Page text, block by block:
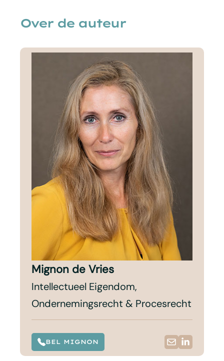
Over de auteur
Mignon de Vries
Intellectueel Eigendom,
Ondernemingsrecht & Procesrecht
BEL MIGNON